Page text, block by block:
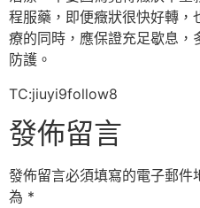
程服藥，即便癥狀很快好轉，
療的同時，應保證充足歇息
防護。
TC:jiuyi9follow8
發佈留言
發佈留言必須填寫的電子郵件
為 *